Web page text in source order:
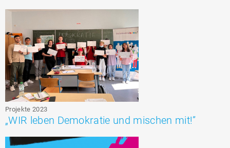
Projekte 2023
„WIR leben Demokratie und mischen mit!”